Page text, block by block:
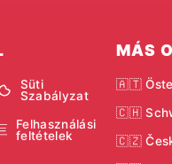
Süti
Szabályzat
Felhasználási
feltételek
MÁS
🇦🇹
🇨🇭
🇨🇿